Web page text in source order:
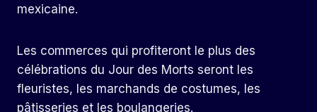
mexicaine.
Les commerces qui profiteront le plus des
célébrations du Jour des Morts seront les
fleuristes, les marchands de costumes, les
pâtisseries et les boulangeries.